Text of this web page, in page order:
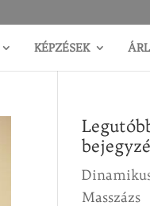
KÉPZÉSEK
Masszázs